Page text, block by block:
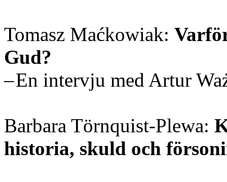
Tomasz Maćkowiak:
Gud?
– En intervju med Artur
Barbara Törnquist-Plewa:
historia, skuld och